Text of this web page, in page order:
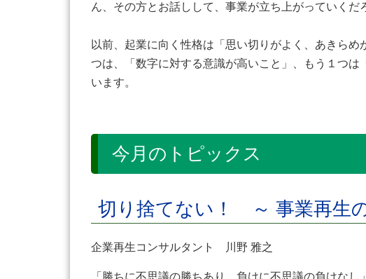
ん、その方とお話しして、事業が立ち上がっていくだ
以前、起業に向く性格は「思い切りがよく、あきら
つは、「数字に対する意識が高いこと」、もう１つ
います。
今月のトピックス
切り捨てない！ ～ 事業再生
企業再生コンサルタント 川野 雅之
「勝ちに不思議の勝ちあり。負けに不思議の負けな